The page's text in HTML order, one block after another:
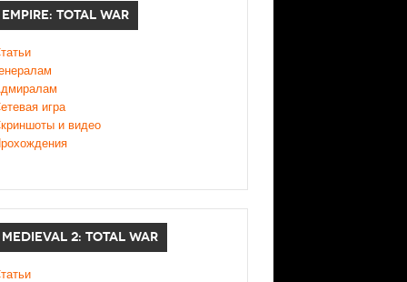
EMPIRE: TOTAL WAR
игра
и видео
MEDIEVAL 2: TOTAL WAR